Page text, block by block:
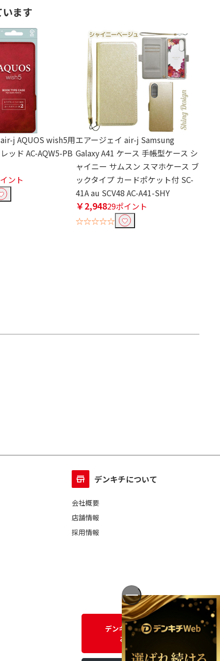
ます
j AQUOS wish5用
ッド AC-AQW5-PB
ント
エアージェイ air-j Samsung
Galaxy A41 ケース 手帳型ケース シ
ャイニー サムスン スマホケース ブ
ックタイプ カードポケット付 SC-
41A au SCV48 AC-A41-SHY
￥2,94829ポイント
☆☆☆☆☆
デンキチについて
会社概要
店舗情報
採用情報
デンキチWEBに関する
お問い合わせ